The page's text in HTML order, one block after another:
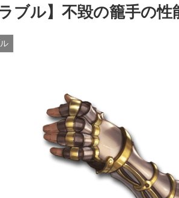
ラブル】不毀の籠手の性